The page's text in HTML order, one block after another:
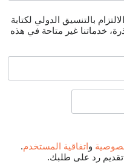
بالتنسيق الدولي لكتابة
خدماتنا غير متاحة في هذه
واتفاقية المستخدم.
رد على طلبك.